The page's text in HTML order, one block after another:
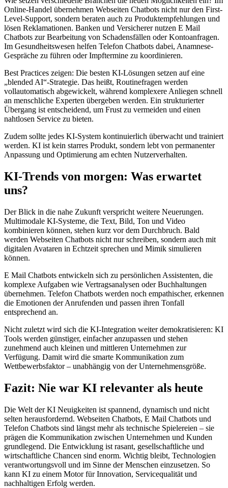
Online-Handel übernehmen Webseiten Chatbots nicht nur den First-
Level-Support, sondern beraten auch zu Produktempfehlungen und
lösen Reklamationen. Banken und Versicherer nutzen E Mail
Chatbots zur Bearbeitung von Schadensfällen oder Kontoanfragen.
Im Gesundheitswesen helfen Telefon Chatbots dabei, Anamnese-
Gespräche zu führen oder Impftermine zu koordinieren.
Best Practices zeigen: Die besten KI-Lösungen setzen auf eine
„blended AI“-Strategie. Das heißt, Routinefragen werden
vollautomatisch abgewickelt, während komplexere Anliegen schnell
an menschliche Experten übergeben werden. Ein strukturierter
Übergang ist entscheidend, um Frust zu vermeiden und einen
nahtlosen Service zu bieten.
Zudem sollte jedes KI-System kontinuierlich überwacht und trainiert
werden. KI ist kein starres Produkt, sondern lebt von permanenter
Anpassung und Optimierung am echten Nutzerverhalten.
KI-Trends von morgen: Was erwartet
uns?
Der Blick in die nahe Zukunft verspricht weitere Neuerungen.
Multimodale KI-Systeme, die Text, Bild, Ton und Video
kombinieren können, stehen kurz vor dem Durchbruch. Bald
werden Webseiten Chatbots nicht nur schreiben, sondern auch mit
digitalen Avataren in Echtzeit sprechen und Mimik simulieren
können.
E Mail Chatbots entwickeln sich zu persönlichen Assistenten, die
komplexe Aufgaben wie Vertragsanalysen oder Buchhaltungen
übernehmen. Telefon Chatbots werden noch empathischer, erkennen
die Emotionen der Anrufenden und passen ihren Tonfall
entsprechend an.
Nicht zuletzt wird sich die KI-Integration weiter demokratisieren: KI
Tools werden günstiger, einfacher anzupassen und stehen
zunehmend auch kleinen und mittleren Unternehmen zur
Verfügung. Damit wird die smarte Kommunikation zum
Wettbewerbsfaktor – unabhängig von der Unternehmensgröße.
Fazit: Nie war KI relevanter als heute
Die Welt der KI Neuigkeiten ist spannend, dynamisch und nicht
selten herausfordernd. Webseiten Chatbots, E Mail Chatbots und
Telefon Chatbots sind längst mehr als technische Spielereien – sie
prägen die Kommunikation zwischen Unternehmen und Kunden
grundlegend. Die Entwicklung ist rasant, gesellschaftliche und
wirtschaftliche Chancen sind enorm. Wichtig bleibt, Technologien
verantwortungsvoll und im Sinne der Menschen einzusetzen. So
kann KI zu einem Motor für Innovation, Servicequalität und
nachhaltigen Erfolg werden.